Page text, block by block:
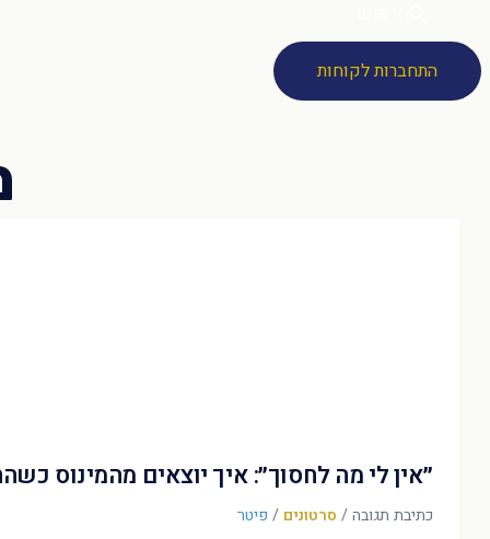
התחברות לקוחות
״אין לי מה לחסוך״: איך יוצאים מהמינוס
כתיבת תגובה/ סרטונים / פיטר